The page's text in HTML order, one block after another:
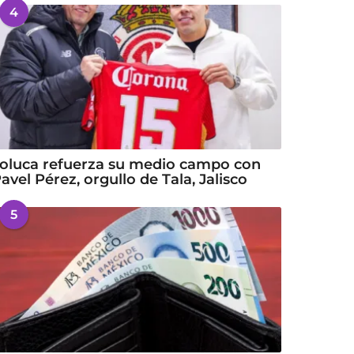
4
refuerza su medio campo con
Pérez, orgullo de Tala, Jalisco
5